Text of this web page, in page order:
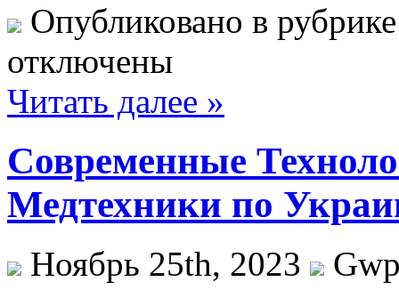
Опубликовано в
отключены
Читать далее »
Современные
Медтехники по
Ноябрь 25th, 2023